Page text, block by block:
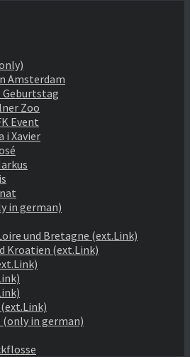
Amsterdam
Geburtstag
Zoo
Event
i Xavier
in german)
und Bretagne (ext.Link)
Kroatien (ext.Link)
in german)